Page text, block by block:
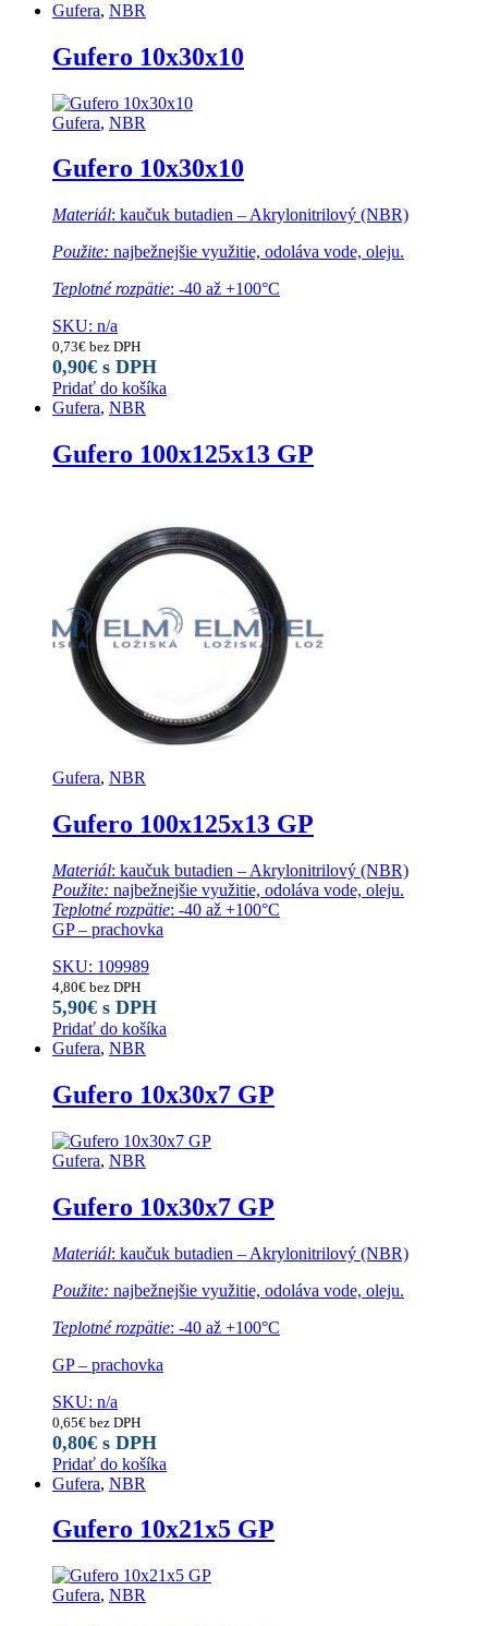
Gufera, NBR
Gufero 10x30x10
Gufera, NBR
Gufero 10x30x10
Materiál: kaučuk butadien – Akrylonitrilový (NBR)
Použite: najbežnejšie využitie, odoláva vode, oleju.
Teplotné rozpätie: -40 až +100°C
SKU: n/a
0,73€ bez DPH
0,90€ s DPH
Pridať do košíka
Gufera, NBR
Gufero 100x125x13 GP
Gufera, NBR
Gufero 100x125x13 GP
Materiál: kaučuk butadien – Akrylonitrilový (NBR)
Použite: najbežnejšie využitie, odoláva vode, oleju.
Teplotné rozpätie: -40 až +100°C
GP – prachovka
SKU: 109989
4,80€ bez DPH
5,90€ s DPH
Pridať do košíka
Gufera, NBR
Gufero 10x30x7 GP
Gufera, NBR
Gufero 10x30x7 GP
Materiál: kaučuk butadien – Akrylonitrilový (NBR)
Použite: najbežnejšie využitie, odoláva vode, oleju.
Teplotné rozpätie: -40 až +100°C
GP – prachovka
SKU: n/a
0,65€ bez DPH
0,80€ s DPH
Pridať do košíka
Gufera, NBR
Gufero 10x21x5 GP
Gufera, NBR